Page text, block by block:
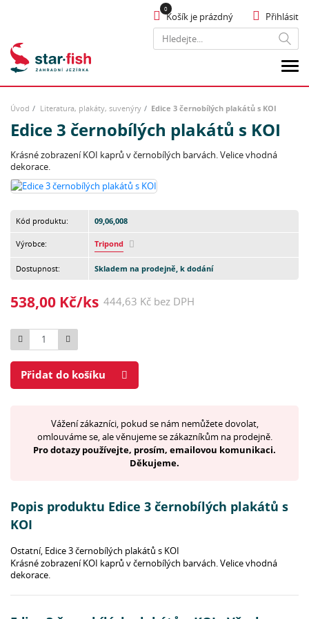
Hledat
Přihlásit
Košík je prázdný
Úvod Literatura, plakáty, suvenýry Edice 3 černobílých plakátů s KOI
Edice 3 černobílých plakátů s KOI
Krásné zobrazení KOI kaprů v černobílých barvách. Velice vhodná
dekorace.
Kód produktu: 09,06,008
Výrobce: Tripond
Dostupnost: Skladem na prodejně, k dodání
538,00 Kč/ks 444,63 Kč bez DPH
Počet
Přidat do košíku
Vážení zákazníci, pokud se nám nemůžete dovolat,
omlouváme se, ale věnujeme se zákazníkům na prodejně.
Pro dotazy používejte, prosím, emailovou komunikaci.
Děkujeme.
Popis produktu Edice 3 černobílých plakátů s
KOI
Ostatní, Edice 3 černobílých plakátů s KOI
Krásné zobrazení KOI kaprů v černobílých barvách. Velice vhodná
dekorace.